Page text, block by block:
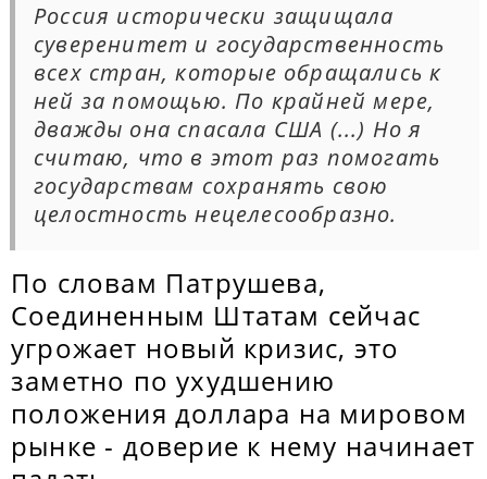
Россия исторически защищала
суверенитет и государственность
всех стран, которые обращались к
ней за помощью. По крайней мере,
дважды она спасала США (...) Но я
считаю, что в этот раз помогать
государствам сохранять свою
целостность нецелесообразно.
По словам Патрушева,
Соединенным Штатам сейчас
угрожает новый кризис, это
заметно по ухудшению
положения доллара на мировом
рынке - доверие к нему начинает